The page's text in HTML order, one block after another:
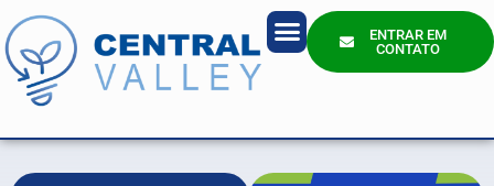
ENTRAR EM
CONTATO